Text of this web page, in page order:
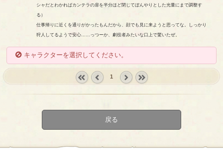
シャだとわかればカンテラの扉を半分ほど閉じてぼんやりとした光量にまで調整す
る）
仕事帰りに近くを通りがかったもんだから、顔でも見に来ようと思ってな。しっかり
狩人してるようで安心……っつーか、劇役者みたいな口上で驚いたぜ。
キャラクターを選択してください。
1
戻る